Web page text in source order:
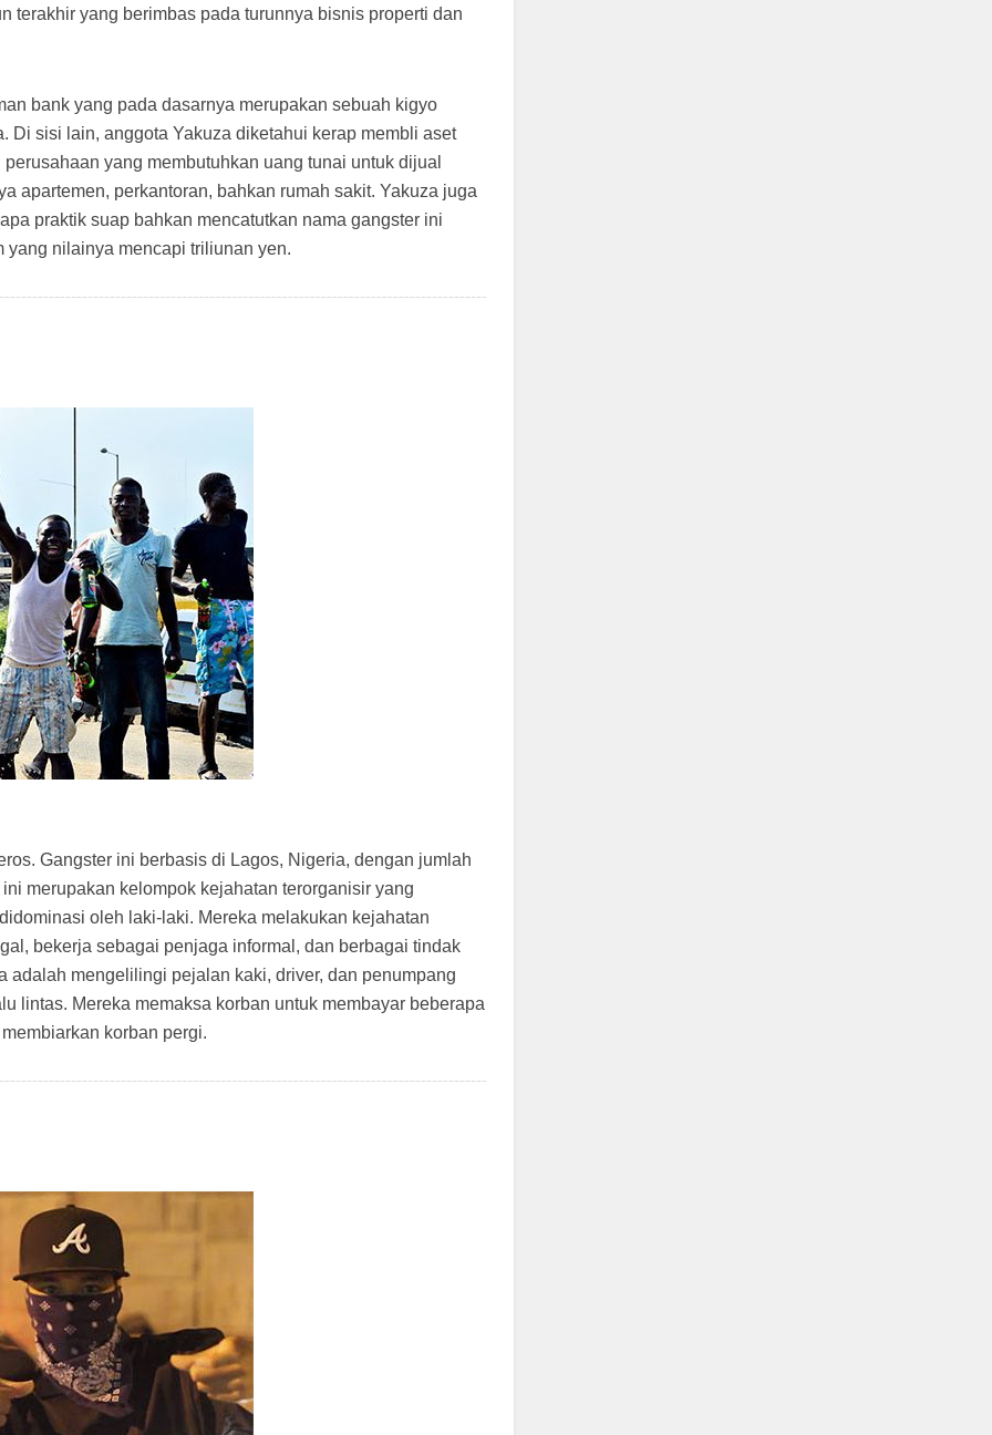
terakhir yang berimbas pada turunnya bisnis properti dan
bank yang pada dasarnya merupakan sebuah kigyo
Di sisi lain, anggota Yakuza diketahui kerap membli aset
yang membutuhkan uang tunai untuk dijual
apartemen, perkantoran, bahkan rumah sakit. Yakuza juga
praktik suap bahkan mencatutkan nama gangster ini
yang nilainya mencapi triliunan yen.
Gangster ini berbasis di Lagos, Nigeria, dengan jumlah
merupakan kelompok kejahatan terorganisir yang
oleh laki-laki. Mereka melakukan kejahatan
bekerja sebagai penjaga informal, dan berbagai tindak
adalah mengelilingi pejalan kaki, driver, dan penumpang
lintas. Mereka memaksa korban untuk membayar beberapa
korban pergi.